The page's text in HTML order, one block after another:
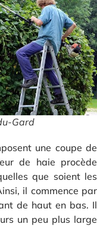
Gard
une coupe de
de haie procède
que soient les
il commence par
de haut en bas. Il
un peu plus large